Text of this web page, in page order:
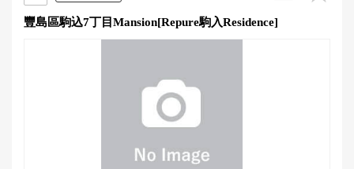
豐島區駒込7丁目Mansion[Repure駒入Residence]